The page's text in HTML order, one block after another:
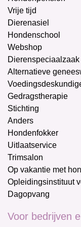
Vrije tijd
Dierenasiel
Hondenschool
Webshop
Dierenspeciaalzaak
Alternatieve
Gedragstherapie
Stichting
Anders
Hondenfokker
Uitlaatservice
Trimsalon
Op vakantie met
Opleidingsinstituut
Dagopvang
Voor bedrijven